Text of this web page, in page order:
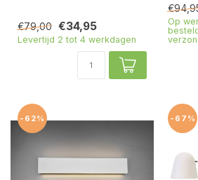
€79,00 €34,95
Levertijd 2 tot 4 werkdagen
Op
-62% -67%